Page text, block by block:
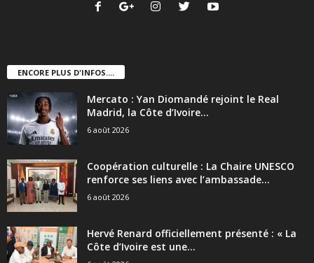
ENCORE PLUS D'INFOS....
Mercato : Yan Diomandé rejoint le Real
Madrid, la Côte d’Ivoire...
6 août 2026
Coopération culturelle : La Chaire UNESCO
renforce ses liens avec l’ambassade...
6 août 2026
Hervé Renard officiellement présenté : « La
Côte d’Ivoire est une...